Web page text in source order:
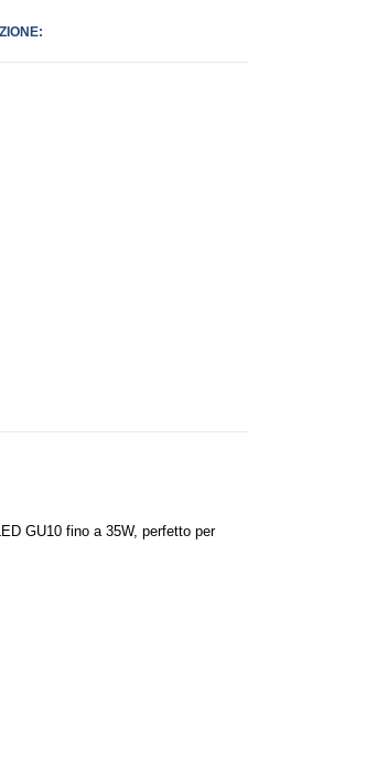
GU10 fino a 35W, perfetto per